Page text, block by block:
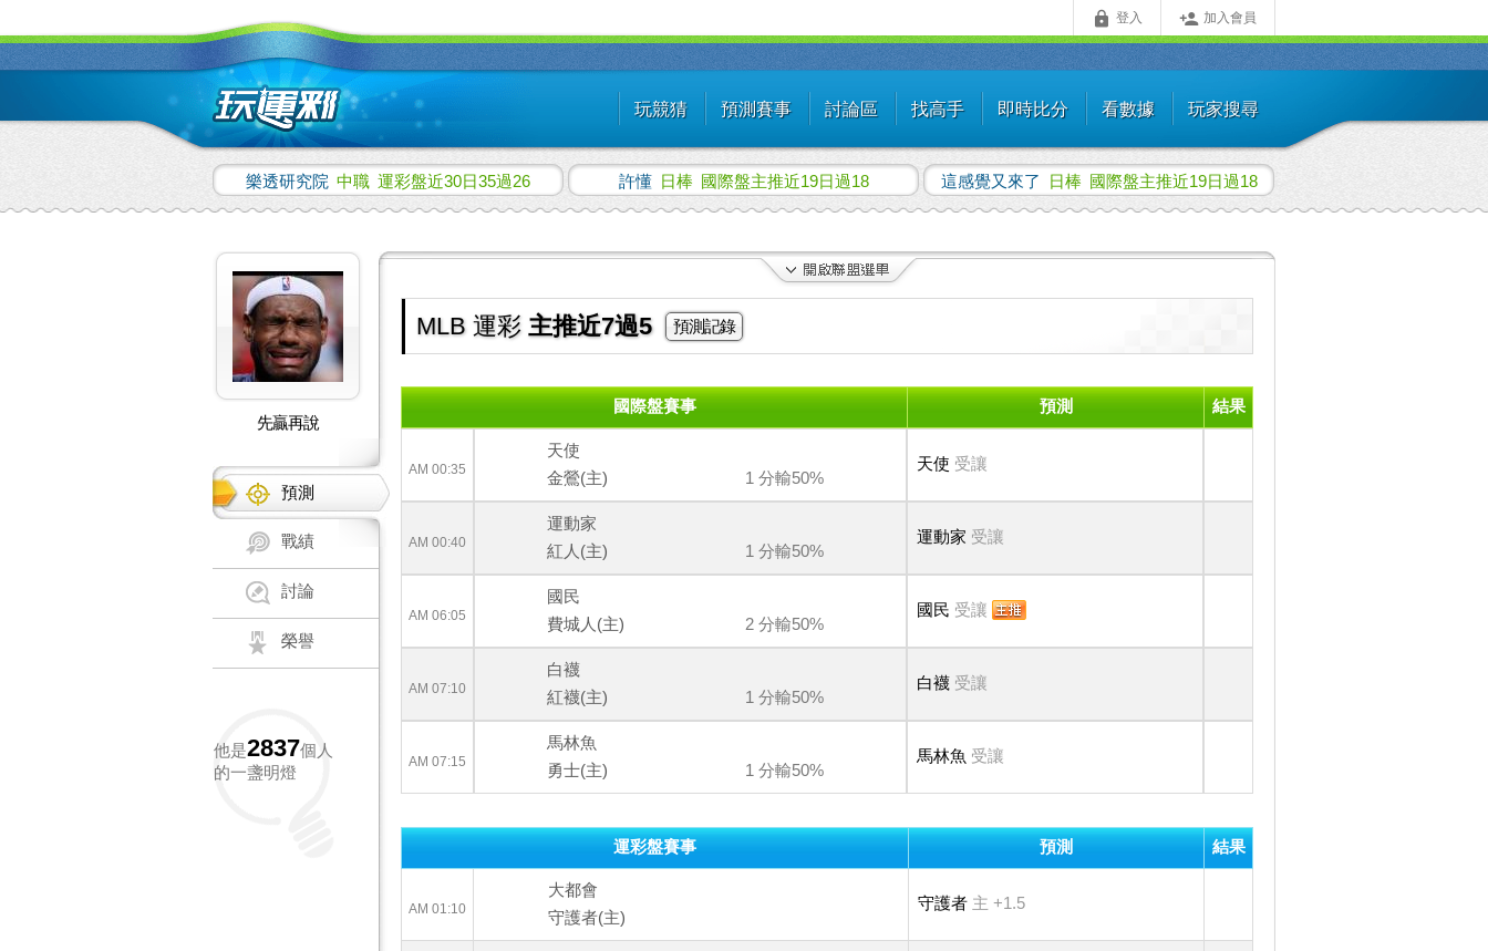
玩競猜 預測賽事 討論區 找高手 即時比分 看數據 玩家搜尋
 登入  加入會員
樂透研究院 中職 運彩盤近30日35過26 許懂 日棒 國際盤主推近19日過18 這感覺又來了 日棒 國際盤主推近19日過18
先贏再說
預測
戰績
討論
榮譽
他是2837個人
的一盞明燈
MLB 運彩 主推近7過5 預測記錄
國際盤賽事 預測 結果
AM 00:35
天使
金鶯(主)
1 分輸50%
天使 受讓
AM 00:40
運動家
紅人(主)
1 分輸50%
運動家 受讓
AM 06:05
國民
費城人(主)
2 分輸50%
國民 受讓
AM 07:10
白襪
紅襪(主)
1 分輸50%
白襪 受讓
AM 07:15
馬林魚
勇士(主)
1 分輸50%
馬林魚 受讓
運彩盤賽事 預測 結果
AM 01:10
大都會
守護者(主)
守護者 主 +1.5